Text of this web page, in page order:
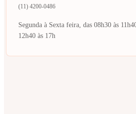
(11) 4200-0486
Segunda à Sexta feira, das 08h30 às
12h40 às 17h